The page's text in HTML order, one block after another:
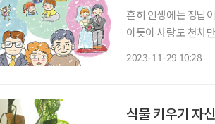
흔히 인생에는 정답
이듯이 사랑도 천차
2023-11-29 10:28
식물 키우기 자